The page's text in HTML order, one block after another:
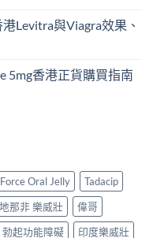
Levitra與Viagra效果、
5mg香港正貨購買指南
Oral Jelly
Tadacip
那非 樂威壯
偉哥
勃起功能障礙
印度樂威壯